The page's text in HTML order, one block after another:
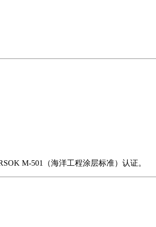
M-501（海洋工程涂层标准）认证。